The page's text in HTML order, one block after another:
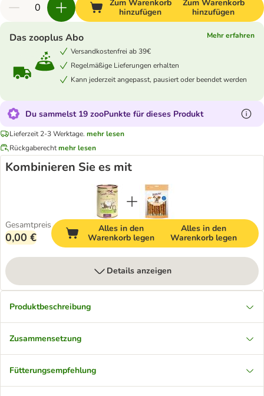
Zum Warenkorb
hinzufügen
Zum Warenkorb
hinzufügen
Das zooplus Abo
Mehr erfahren
Versandkostenfrei ab 39€
Regelmäßige Lieferungen erhalten
Kann jederzeit angepasst, pausiert oder beendet werden
Du sammelst 19 zooPunkte für dieses Produkt
Lieferzeit 2-3 Werktage. mehr lesen
Rückgaberechtmehr lesen
Kombinieren Sie es mit
Gesamtpreis
0,00 €
Alles in den
Warenkorb legen
Alles in den
Warenkorb legen
Details anzeigen
Produktbeschreibung
Zusammensetzung
Fütterungsempfehlung